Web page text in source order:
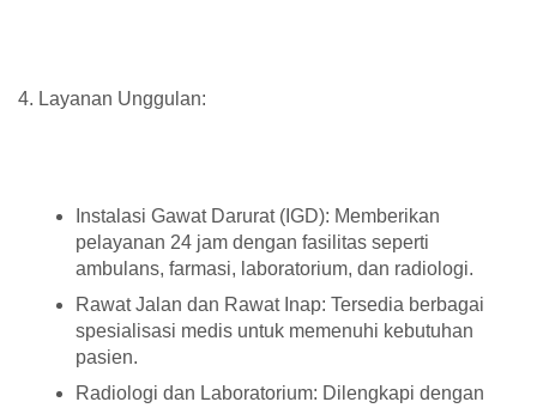
4. Layanan Unggulan:
Instalasi Gawat Darurat (IGD): Memberikan
pelayanan 24 jam dengan fasilitas seperti
ambulans, farmasi, laboratorium, dan radiologi.
Rawat Jalan dan Rawat Inap: Tersedia berbagai
spesialisasi medis untuk memenuhi kebutuhan
pasien.
Radiologi dan Laboratorium: Dilengkapi dengan